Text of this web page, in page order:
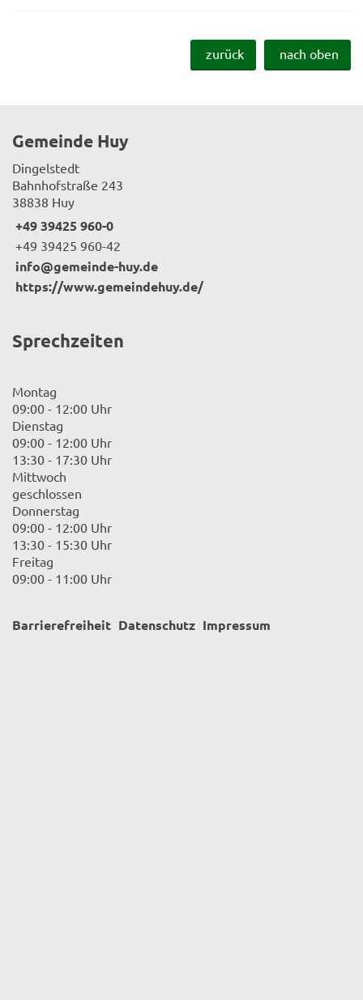
zurück nach oben
Gemeinde Huy
Dingelstedt
Bahnhofstraße 243
38838 Huy
+49 39425 960-0
+49 39425 960-42
info@gemeinde-huy.de
https://www.gemeindehuy.de/
Sprechzeiten
Montag
09:00 - 12:00 Uhr
Dienstag
09:00 - 12:00 Uhr
13:30 - 17:30 Uhr
Mittwoch
geschlossen
Donnerstag
09:00 - 12:00 Uhr
13:30 - 15:30 Uhr
Freitag
09:00 - 11:00 Uhr
Barrierefreiheit Datenschutz Impressum